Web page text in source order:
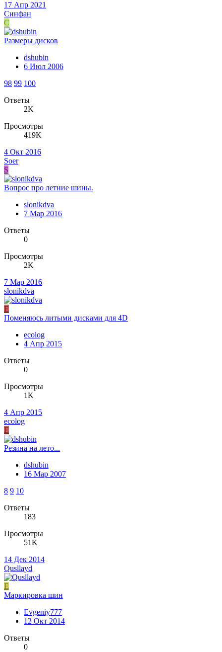
17 Апр 2021
Синфан
С
Размеры дисков
dshubin
6 Июл 2006
98 99 100
Ответы
2K
Просмотры
419K
4 Окт 2016
Soer
S
Вопрос про летние шины.
slonikdva
7 Мар 2016
Ответы
0
Просмотры
2K
7 Мар 2016
slonikdva
E
Поменяюсь литыми дисками для 4D
ecolog
4 Апр 2015
Ответы
0
Просмотры
1K
4 Апр 2015
ecolog
E
Резина на лето...
dshubin
16 Мар 2007
8 9 10
Ответы
183
Просмотры
51K
14 Дек 2014
Qusllayd
E
Маркировка шин
Evgeniy777
12 Окт 2014
Ответы
0